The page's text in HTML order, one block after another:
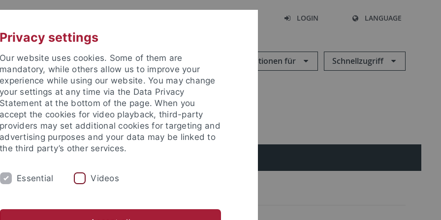
LOGIN LANGUAGE
Informationen für Schnellzugriff
ORIGINS
Privacy settings
Our website uses cookies. Some of them are
mandatory, while others allow us to improve your
experience while using our website. You may change
your settings at any time via the Data Privacy
Statement at the bottom of the page. When you
accept the cookies for video playback, third-party
providers may set additional cookies for targeting and
advertising purposes and your data may be linked to
the third party’s other services.
Essential Videos